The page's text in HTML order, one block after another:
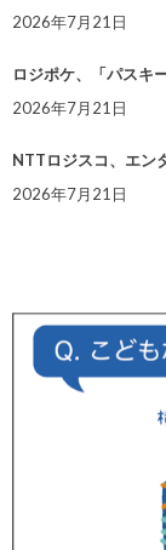
2026年7月21日
ロジポケ、「パスキ
2026年7月21日
NTTロジスコ、エン
2026年7月21日